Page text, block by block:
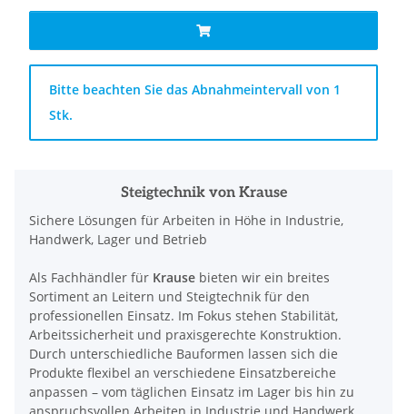
x
Bitte beachten Sie das Abnahmeintervall von 1
Stk.
Steigtechnik von Krause
Sichere Lösungen für Arbeiten in Höhe in Industrie,
Handwerk, Lager und Betrieb
Als Fachhändler für Krause bieten wir ein breites
Sortiment an Leitern und Steigtechnik für den
professionellen Einsatz. Im Fokus stehen Stabilität,
Arbeitssicherheit und praxisgerechte Konstruktion.
Durch unterschiedliche Bauformen lassen sich die
Produkte flexibel an verschiedene Einsatzbereiche
anpassen – vom täglichen Einsatz im Lager bis hin zu
anspruchsvollen Arbeiten in Industrie und Handwerk.